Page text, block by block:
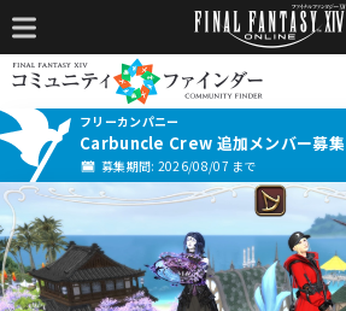
フリーカンパニー
Carbuncle Crew 追加メンバー募集
募集期間: 2026/08/07 まで